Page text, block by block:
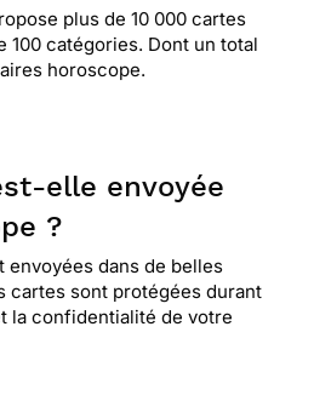
plus de 10 000 cartes
100 catégories. Dont un total
horoscope.
elle envoyée
?
envoyées dans de belles
cartes sont protégées durant
la confidentialité de votre